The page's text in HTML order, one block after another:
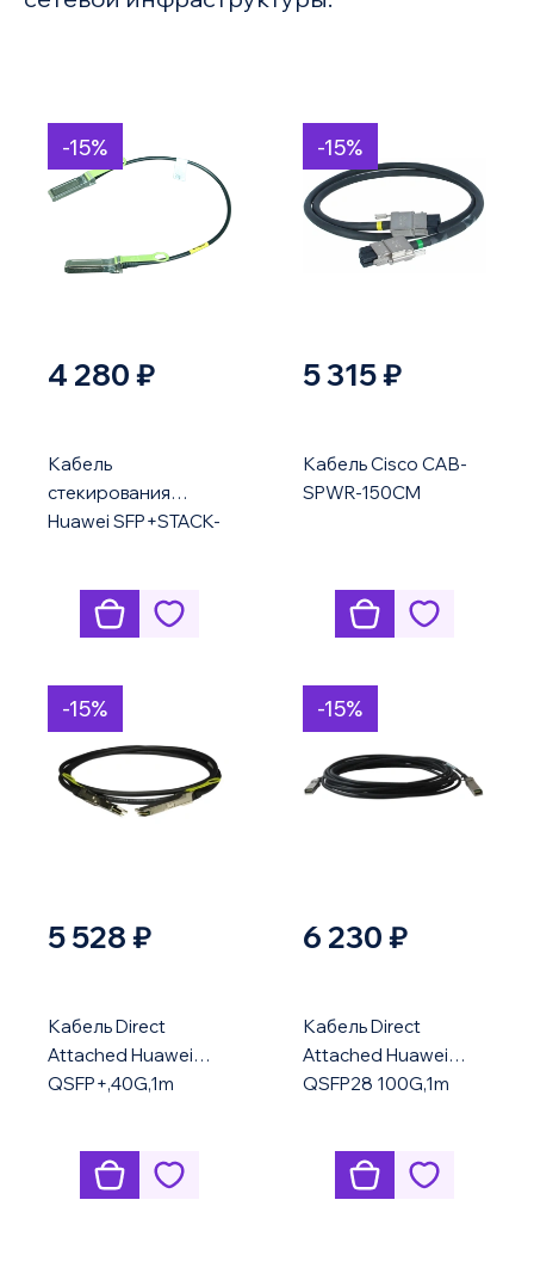
-15%
4 280 ₽
Кабель
стекирования
Huawei SFP+STACK-
-15%
5 315 ₽
Кабель Cisco CAB-
SPWR-150CM
-15%
5 528 ₽
Кабель Direct
Attached Huawei
QSFP+,40G,1m
-15%
6 230 ₽
Кабель Direct
Attached Huawei
QSFP28 100G,1m